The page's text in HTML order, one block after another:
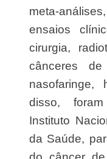
meta-
ensaios
cirurgia,
cânceres de
nasofaringe,
disso,
Instituto
da Saúde,